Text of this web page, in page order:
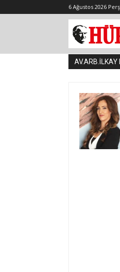
6 Ağustos 2026
AV.ARB.İLKAY